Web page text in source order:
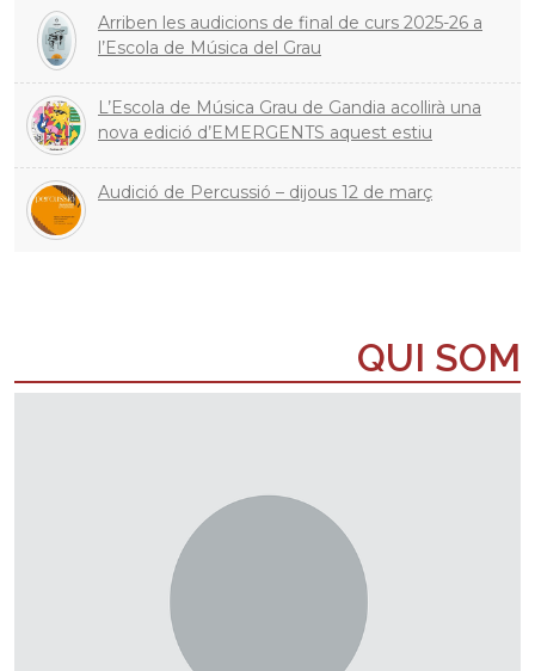
Arriben les audicions de final de curs 2025-26 a
l’Escola de Música del Grau
L’Escola de Música Grau de Gandia acollirà una
nova edició d’EMERGENTS aquest estiu
Audició de Percussió – dijous 12 de març
QUI SOM